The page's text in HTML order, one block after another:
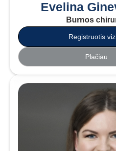
Evelina
Burnos
Registruotis
Plačiau